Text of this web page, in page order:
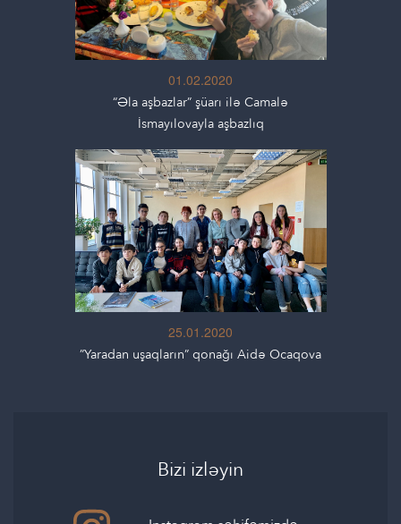
01.02.2020
“Əla aşbazlar” şüarı ilə Camalə
İsmayılovayla aşbazlıq
25.01.2020
”Yaradan uşaqların” qonağı Aidə Ocaqova
Bizi izləyin